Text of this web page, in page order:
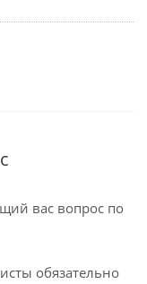
вас вопрос по
обязательно